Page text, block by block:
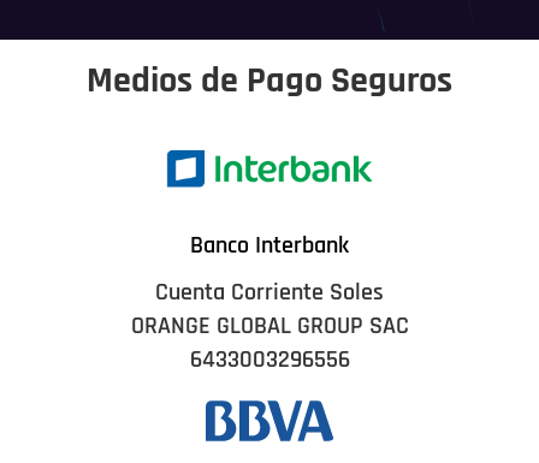
Medios de Pago Seguros
Banco Interbank
Cuenta Corriente Soles
ORANGE GLOBAL GROUP SAC
6433003296556